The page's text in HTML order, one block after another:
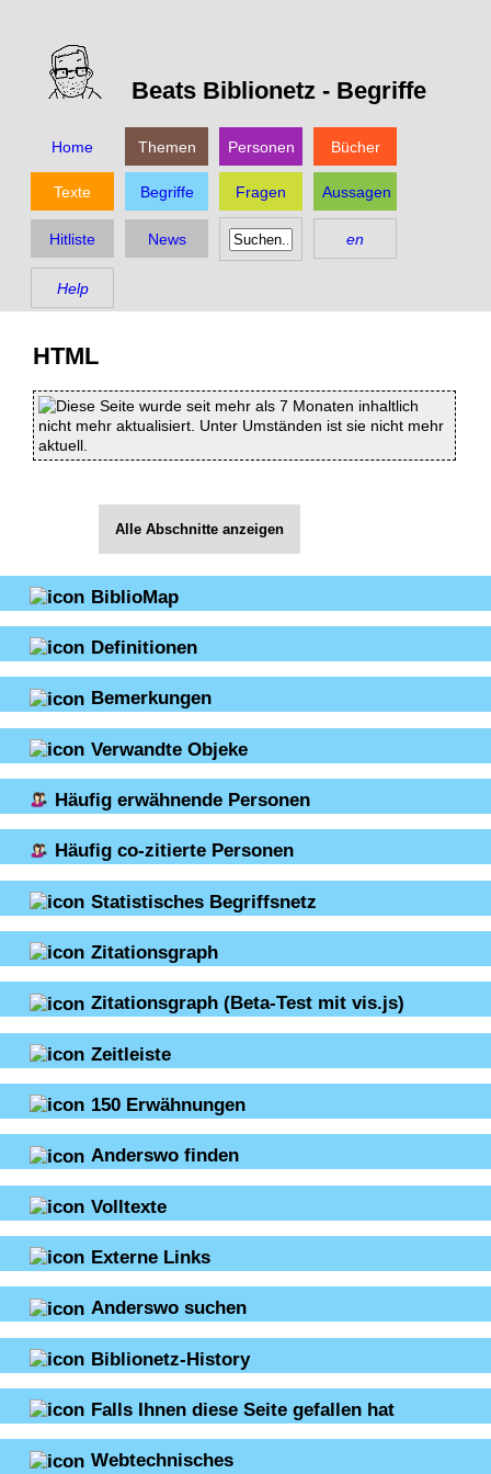
Beats Biblionetz - Begriffe
Home Themen Personen Bücher
Texte Begriffe Fragen Aussagen
Hitliste News en
Help
HTML
Diese Seite wurde seit mehr als 7 Monaten inhaltlich
nicht mehr aktualisiert. Unter Umständen ist sie nicht mehr
aktuell.
Alle Abschnitte anzeigen
BiblioMap
Definitionen
Bemerkungen
Verwandte Objeke
Häufig erwähnende Personen
Häufig co-zitierte Personen
Statistisches Begriffsnetz
Zitationsgraph
Zitationsgraph (Beta-Test mit vis.js)
Zeitleiste
150 Erwähnungen
Anderswo finden
Volltexte
Externe Links
Anderswo suchen
Biblionetz-History
Falls Ihnen diese Seite gefallen hat
Webtechnisches